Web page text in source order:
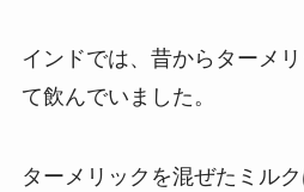
インドでは、昔からターメ
て飲んでいました。
ターメリックを混ぜたミル